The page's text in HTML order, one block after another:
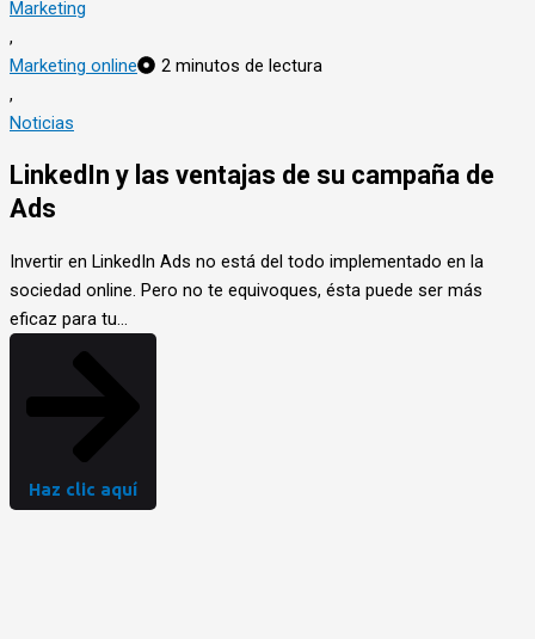
Marketing
,
Marketing online
,
Noticias
2 minutos de lectura
LinkedIn y las ventajas de su campaña de
Ads
Invertir en LinkedIn Ads no está del todo implementado en la
sociedad online. Pero no te equivoques, ésta puede ser más
eficaz para tu…
Haz clic aquí